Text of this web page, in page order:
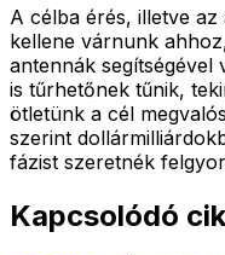
A célba érés, illetve
kellene várnunk
antennák segítségével
is tűrhetőnek tűnik,
ötletünk a cél
szerint
fázist szeretnék
Kapcsolódó